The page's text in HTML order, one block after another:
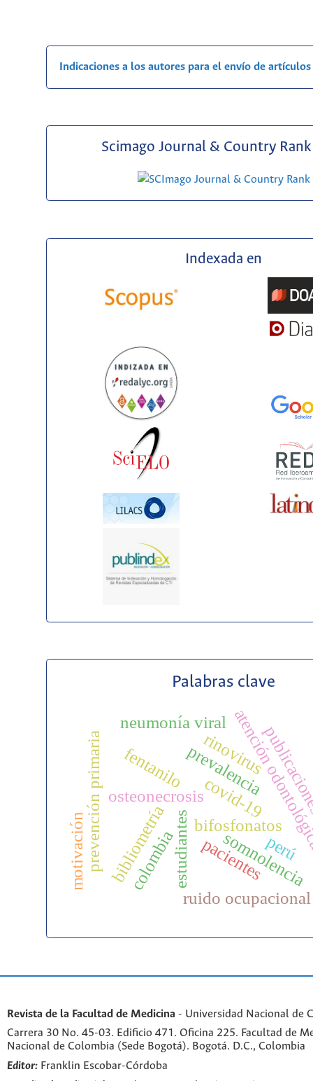
Indicaciones a los autores para el envío de artículos
Scimago Journal & Country Rank
Indexada en
Palabras clave
bifosfonatos
osteonecrosis atención
prevención primaria somnolencia
estudiantes
prevalencia
covid-19
rinovirus
neumonía viral
colombia
bibliometría pacientesperú
motivación
ruido ocupacional
fentanilo
Revista de la Facultad de Medicina - Universidad Nacional de
Carrera 30 No. 45-03. Edificio 471. Oficina 225. Facultad de
Nacional de Colombia (Sede Bogotá). Bogotá. D.C., Colombia
Editor: Franklin Escobar-Córdoba